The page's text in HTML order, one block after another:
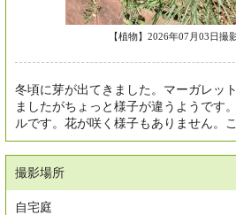
【植物】2026年07月03日撮
冬頃に芽が出てきました。マーガレッ
ましたがちょっと様子が違うようです
ルです。花が咲く様子もありません。
撮影場所
自宅庭